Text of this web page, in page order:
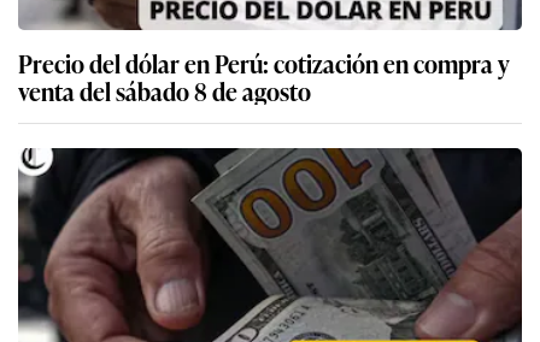
Precio del dólar en Perú: cotización en compra y
venta del sábado 8 de agosto